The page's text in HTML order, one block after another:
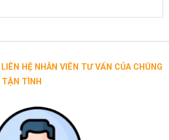
VIÊN TƯ VẤN CỦA CHÚNG
TÌNH